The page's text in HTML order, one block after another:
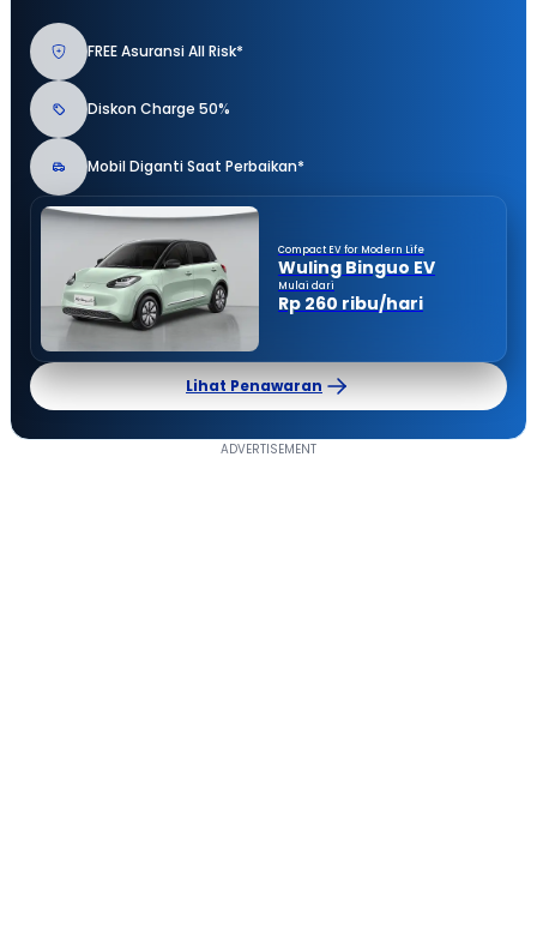
FREE Asuransi All Risk*
Diskon Charge 50%
Mobil Diganti Saat Perbaikan*
Compact EV for Modern Life
Wuling Binguo EV
Mulai dari
Rp 260 ribu/hari
Lihat Penawaran